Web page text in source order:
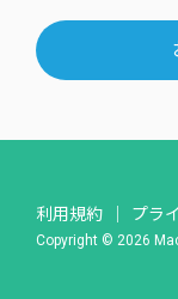
利用規約 プラ
Copyright © 2026